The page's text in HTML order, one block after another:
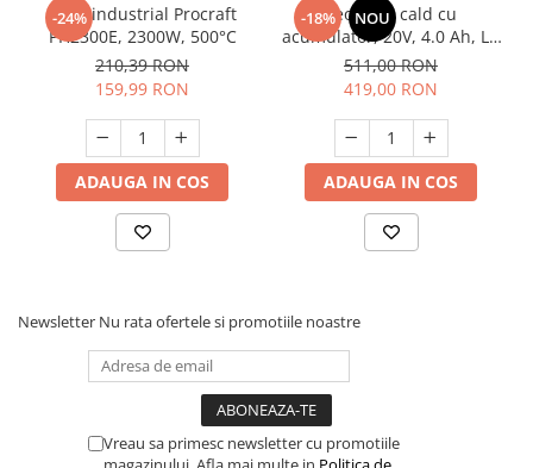
-24%
Feon industrial Procraft
PH2300E, 2300W, 500°C
210,39 RON
159,99 RON
ADAUGA IN COS
-18% NOU
Feon aer cald cu
acumulator, 20V, 4.0 Ah, Li-
ION, valiza transport,
EHGN200215 EMTOP
511,00 RON
419,00 RON
ADAUGA IN COS
Newsletter Nu rata ofertele si promotiile noastre
Vreau sa primesc newsletter cu promotiile